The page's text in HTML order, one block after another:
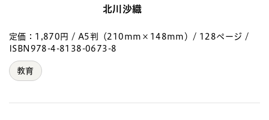
北川沙織
定価：1,870円 / A5判（210mm×148mm）/ 128ページ /
ISBN978-4-8138-0673-8
教育